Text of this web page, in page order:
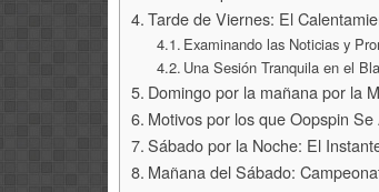
Tarde de Viernes: El
Examinando las Noticias y
Una Sesión Tranquila en el
Domingo por la mañana por la
Motivos por los que Oopspin
Sábado por la Noche: El
Mañana del Sábado: